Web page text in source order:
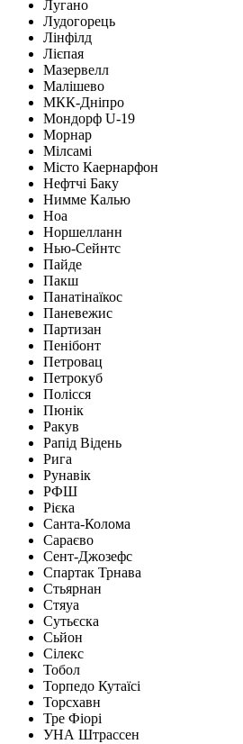
Лугано
Лудогорець
Лінфілд
Лієпая
Мазервелл
Малішево
МКК-Дніпро
Мондорф U-19
Морнар
Мілсамі
Місто Каернарфон
Нефтчі Баку
Нимме Калью
Ноа
Норшелланн
Нью-Сейнтс
Пайде
Пакш
Панатінаїкос
Паневежис
Партизан
Пенібонт
Петровац
Петрокуб
Полісся
Пюнік
Ракув
Рапід Відень
Рига
Рунавік
РФШ
Рієка
Санта-Колома
Сараєво
Сент-Джозефс
Спартак Трнава
Стьярнан
Стяуа
Сутьєска
Сьйон
Сілекс
Тобол
Торпедо Кутаїсі
Торсхавн
Тре Фіорі
УНА Штрассен